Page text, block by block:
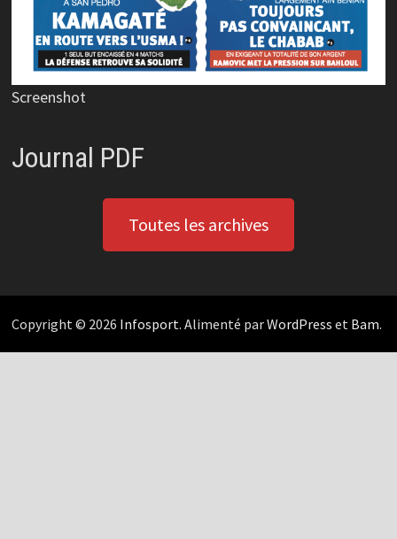
Screenshot
Journal PDF
Toutes les archives
Copyright © 2026 Infosport. Alimenté parWordPress et Bam.